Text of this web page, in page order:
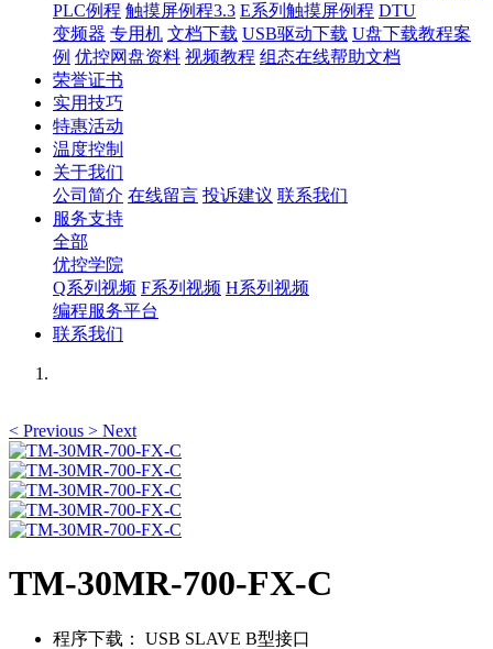
PLC例程 触摸屏例程3.3 E系列触摸屏例程 DTU
变频器 专用机 文档下载 USB驱动下载 U盘下载教程案
例 优控网盘资料 视频教程 组态在线帮助文档
荣誉证书
实用技巧
特惠活动
温度控制
关于我们
公司简介 在线留言 投诉建议 联系我们
服务支持
全部
优控学院
Q系列视频 F系列视频 H系列视频
编程服务平台
联系我们
< Previous > Next
TM-30MR-700-FX-C
程序下载：
USB SLAVE B型接口